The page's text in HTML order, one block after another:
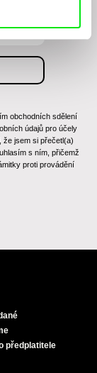
obchodních sdělení
údajů pro účely
že jsem si přečetl(a)
s ním, přičemž
proti provádění
předplatitele